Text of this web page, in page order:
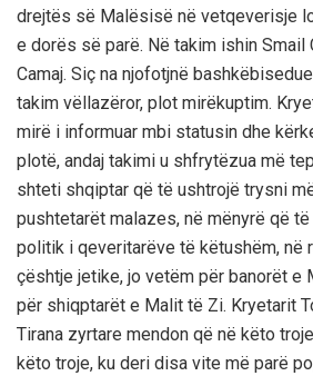
drejtës së Malësisë në vetqeverisje
e dorës së parë. Në takim ishin Smail
Camaj. Siç na njofotjnë
takim vëllazëror, plot mirëkuptim.
mirë i informuar mbi statusin dhe
plotë, andaj takimi u shfrytëzua më
shteti shqiptar që të ushtrojë trysni
pushtetarët malazes, në mënyrë që
politik i qeveritarëve të këtushëm, në
çështje jetike, jo vetëm për banorët e
për shiqptarët e Malit të Zi. Kryetarit
Tirana zyrtare mendon që në këto
këto troje, ku deri disa vite më parë